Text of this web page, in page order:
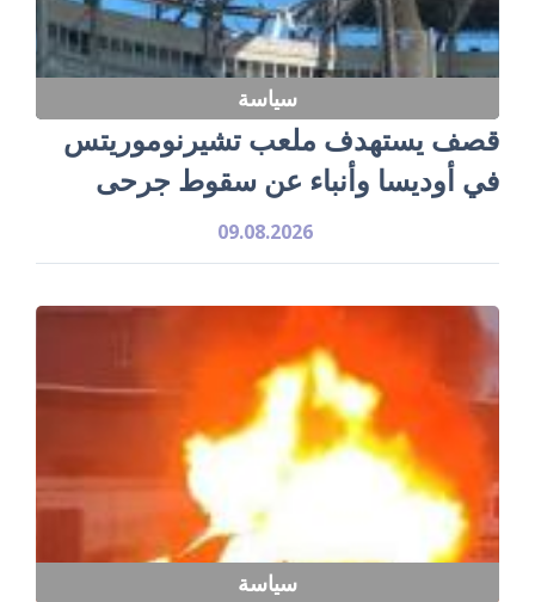
سياسة
قصف يستهدف ملعب تشيرنوموريتس
في أوديسا وأنباء عن سقوط جرحى
09.08.2026
سياسة